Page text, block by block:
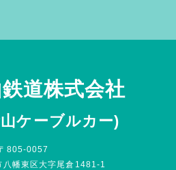
道株式会社
ケーブルカー)
805-0057
八幡東区大字尾倉1481-1